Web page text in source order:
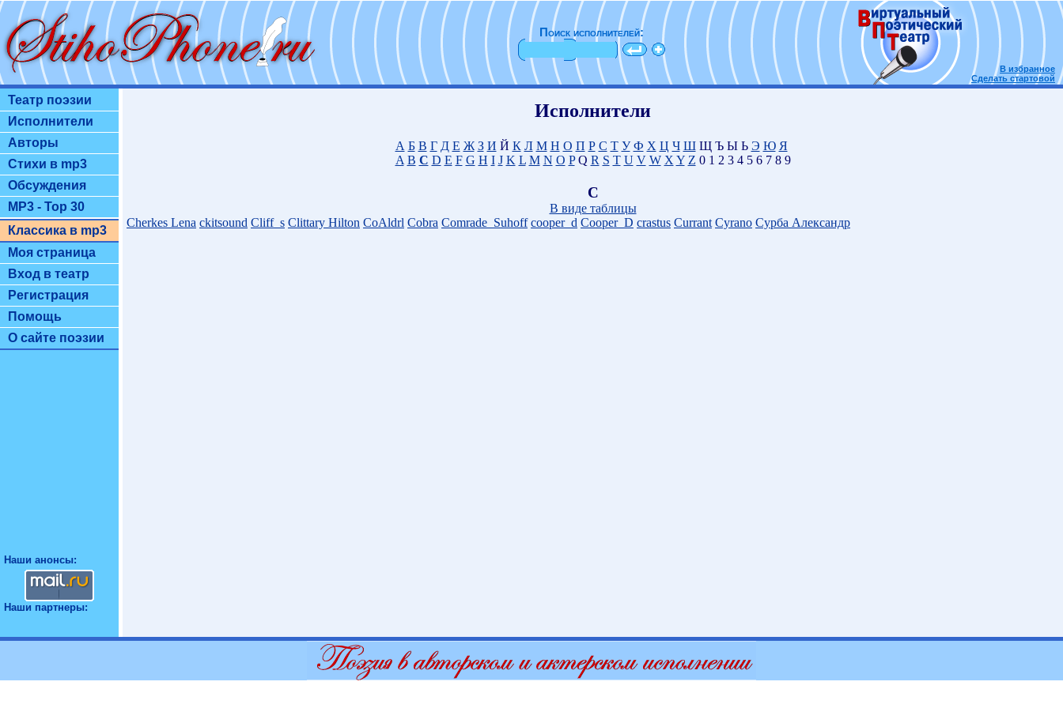
Поиск исполнителей:
В избранное
Сделать стартовой
Театр поэзии
Исполнители
Авторы
Стихи в mp3
Обсуждения
MP3 - Top 30
Классика в mp3
Моя страница
Вход в театр
Регистрация
Помощь
О сайте поэзии
Наши анонсы:
Наши партнеры:
Исполнители
А Б В Г Д Е Ж З И Й К Л М Н О П Р С Т У Ф Х Ц Ч ШЩ Ъ Ы Ь Э Ю Я
A B C D E F G H I J K L M N O PQ R S T U V W X Y Z 0 1 2 3 4 5 6 7 8 9
C
В виде таблицы
Cherkes Lena ckitsound Cliff_s Clittary Hilton CoAldrl Cobra Comrade_Suhoff cooper_d Cooper_D crastus Currant Cyrano Cурба Александр